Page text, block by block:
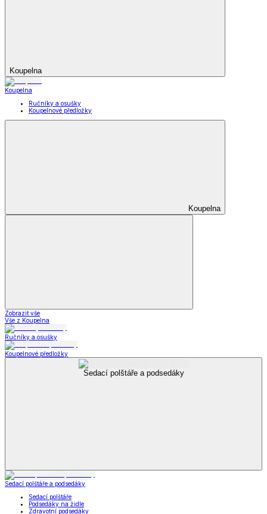
Koupelna
Koupelna
Ručníky a osušky
Koupelnové předložky
Koupelna
Zobrazit vše
Vše z Koupelna
Ručníky a osušky
Koupelnové předložky
Sedací polštáře a podsedáky
Sedací polštáře a podsedáky
Sedací polštáře
Podsedáky na židle
Zdravotní podsedáky